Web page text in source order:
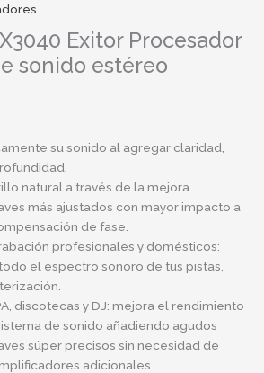
Exitor Procesador
sonido estéreo
su sonido al agregar claridad,
natural a través de la mejora
más ajustados con mayor impacto a
de fase.
profesionales y domésticos:
el espectro sonoro de tus pistas,
discotecas y DJ: mejora el rendimiento
de sonido añadiendo agudos
súper precisos sin necesidad de
adicionales.